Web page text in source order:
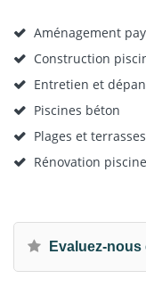
Aménagement
Construction
Entretien et
Piscines béton
Plages et terrasses
Rénovation piscine
Evaluez-